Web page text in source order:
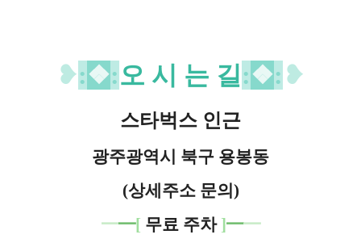
❥:❖:오 시 는 길 :❖: ❥
스타벅스 인근
광주광역시 북구 용봉동
(상세주소 문의)
━━[ 무료 주차 ]━━